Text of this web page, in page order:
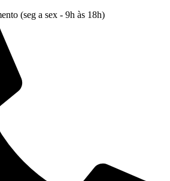
(seg a sex - 9h às 18h)